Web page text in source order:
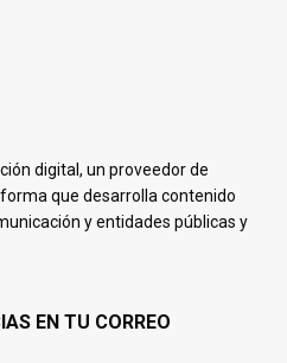
digital, un proveedor de
que desarrolla contenido
y entidades públicas y
EN TU CORREO